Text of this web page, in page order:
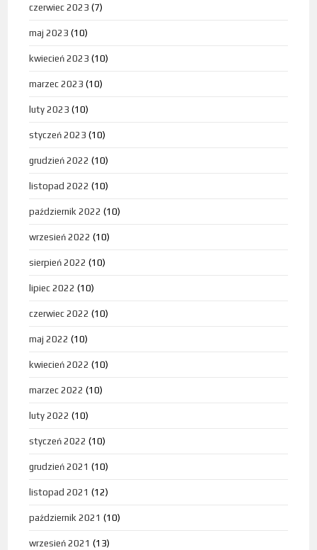
czerwiec 2023 (7)
maj 2023 (10)
kwiecień 2023 (10)
marzec 2023 (10)
luty 2023 (10)
styczeń 2023 (10)
grudzień 2022 (10)
listopad 2022 (10)
październik 2022 (10)
wrzesień 2022 (10)
sierpień 2022 (10)
lipiec 2022 (10)
czerwiec 2022 (10)
maj 2022 (10)
kwiecień 2022 (10)
marzec 2022 (10)
luty 2022 (10)
styczeń 2022 (10)
grudzień 2021 (10)
listopad 2021 (12)
październik 2021 (10)
wrzesień 2021 (13)